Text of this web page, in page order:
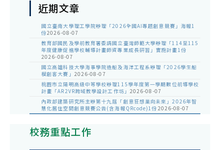
近期文章
國立臺南大學理工學院辦理「2026全國AI專題創意競賽」海報1
份2026-08-07
教育部國民及學前教育署委請國立臺灣師範大學辦理「114至115
年度健康促進學校輔導計畫師資專業成長研習」實施計畫1份
2026-08-07
國立高雄科技大學海事學院造船及海洋工程系辦理「2026學生船
模創客大賽」 2026-08-07
桃園市立陽明高級中等學校辦理115學年度第一學期數位前導學校
計畫「AR2VR跨域教學設計工作坊」 2026-08-07
內政部建築研究所主辦第十九屆「創意狂想巢向未來」2026年智
慧化居住空間創意競賽公告(含海報QRcode)1份2026-08-07
校務重點工作